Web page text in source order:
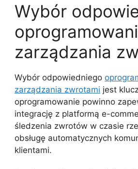
Wybór
zarządzania
Wybór odpowiedniego
zarządzania zwrotami jest
oprogramowanie powinno
integrację z platformą e-
śledzenia zwrotów w czasie
obsługę automatycznych
klientami.